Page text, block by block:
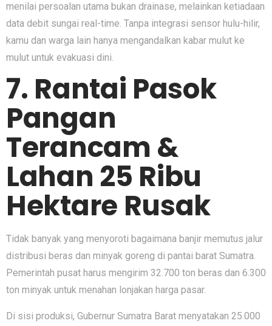
menilai persoalan utama bukan drainase, melainkan ketiadaan
data debit sungai real-time. Tanpa integrasi sensor hulu-hilir,
kamu dan warga lain hanya mengandalkan kabar mulut ke
mulut untuk evakuasi dini.
7. Rantai Pasok
Pangan
Terancam &
Lahan 25 Ribu
Hektare Rusak
Tidak banyak yang menyoroti bagaimana banjir memutus jalur
distribusi beras dan minyak goreng di pantai barat Sumatra.
Pemerintah pusat harus mengirim 32.700 ton beras dan 6.300
ton minyak untuk menahan lonjakan harga pasar.
Di sisi produksi, Gubernur Sumatra Barat menyatakan 25.000